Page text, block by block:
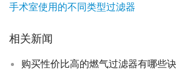
手术室使用的不同类型过滤器
相关新闻
购买性价比高的燃气过滤器有哪些